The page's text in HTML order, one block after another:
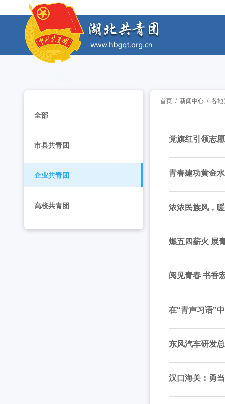
工作动态
2026年度中国青年五四奖章暨新时代青年
工作动态
2026年度中国青年五四奖章暨新时代青年
2026年湖北省大学生志愿服务西部计划志
工作动态
2026年“创青春”湖北青年创新创业大赛乡
2026年度中国青年五四奖章暨新时代青年
全部
市县共青团
企业共青团
高校共青团
首页 / 新闻中心 / 各地
党旗红引领志
青春建功黄金
浓浓民族风，
燃五四薪火 展
阅见青春 书香
在“青声习语”
东风汽车研发
汉口海关：勇